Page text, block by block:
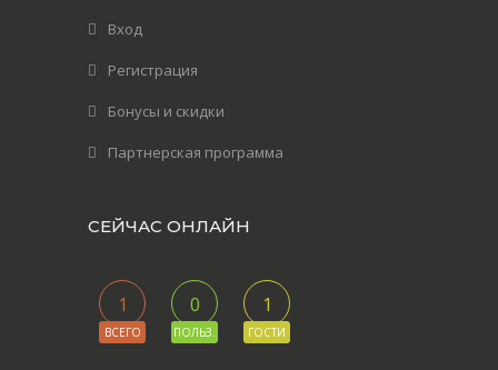
Вход
Регистрация
Бонусы и скидки
Партнерская программа
СЕЙЧАС ОНЛАЙН
1
ВСЕГО
0
ПОЛЬЗ.
1
ГОСТИ